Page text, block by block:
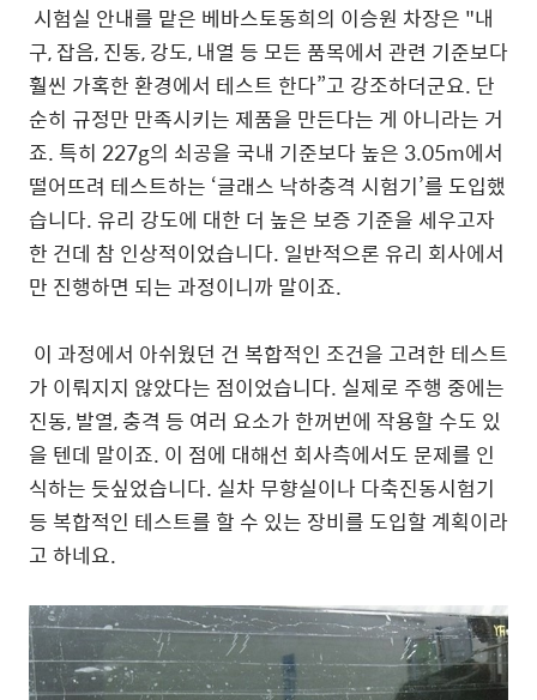
시험실 안내를 맡은 베바스토동희의 이승원 차장은 "내
구, 잡음, 진동, 강도, 내열 등 모든 품목에서 관련 기준보다
훨씬 가혹한 환경에서 테스트 한다”고 강조하더군요. 단
순히 규정만 만족시키는 제품을 만든다는 게 아니라는 거
죠. 특히 227g의 쇠공을 국내 기준보다 높은 3.05m에서
떨어뜨려 테스트하는 ‘글래스 낙하충격 시험기’를 도입했
습니다. 유리 강도에 대한 더 높은 보증 기준을 세우고자
한 건데 참 인상적이었습니다. 일반적으론 유리 회사에서
만 진행하면 되는 과정이니까 말이죠.
이 과정에서 아쉬웠던 건 복합적인 조건을 고려한 테스트
가 이뤄지지 않았다는 점이었습니다. 실제로 주행 중에는
진동, 발열, 충격 등 여러 요소가 한꺼번에 작용할 수도 있
을 텐데 말이죠. 이 점에 대해선 회사측에서도 문제를 인
식하는 듯싶었습니다. 실차 무향실이나 다축진동시험기
등 복합적인 테스트를 할 수 있는 장비를 도입할 계획이라
고 하네요.